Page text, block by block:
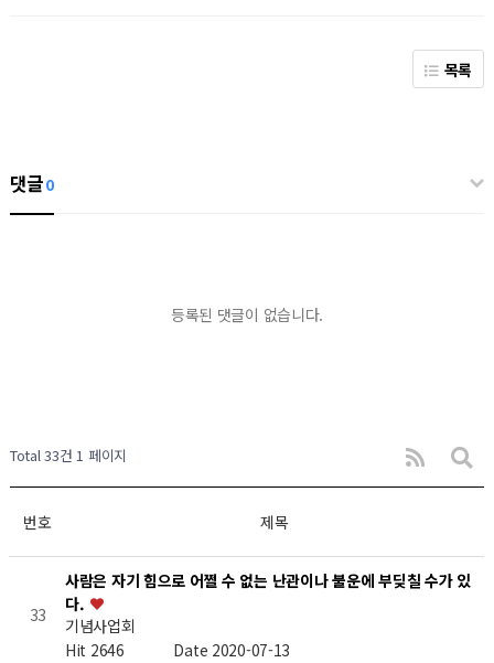
목록
댓글0
등록된 댓글이 없습니다.
Total 33건 1 페이지
번호 제목
33
사람은 자기 힘으로 어쩔 수 없는 난관이나 불운에 부딪칠 수가 있
다.
기념사업회
Hit 2646 Date 2020-07-13